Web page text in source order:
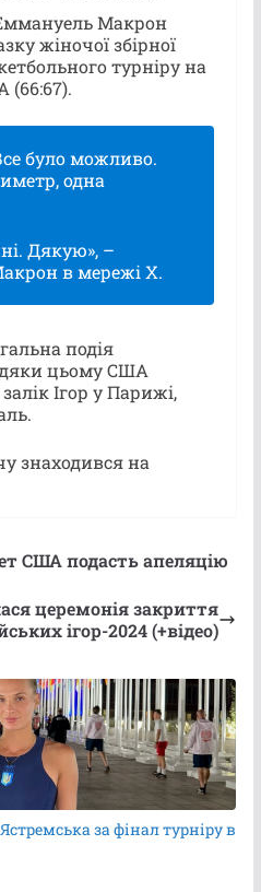
Макрон
жіночої збірної
турніру на
(66:67).
було можливо.
одна
Дякую», –
в мережі Х.
подія
цьому США
Ігор у Парижі,
знаходився на
США подасть апеляцію
церемонія закриття
ігор-2024 (+відео)
за фінал турніру в